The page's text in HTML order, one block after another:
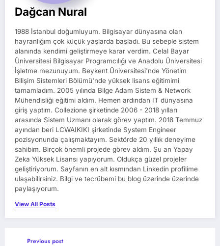
Dağcan Nural
1988 İstanbul doğumluyum. Bilgisayar dünyasına olan
hayranlığım çok küçük yaşlarda başladı. Bu sebeple sistem
alanında kendimi geliştirmeye karar verdim. Celal Bayar
Üniversitesi Bilgisayar Programcılığı ve Anadolu Üniversitesi
İşletme mezunuyum. Beykent Üniversitesi'nde Yönetim
Bilişim Sistemleri Bölümü'nde yüksek lisans eğitimimi
tamamladım. 2005 yılında Bilge Adam Sistem & Network
Mühendisliği eğitimi aldım. Hemen ardından IT dünyasına
giriş yaptım. Collezione şirketinde 2006 - 2018 yılları
arasında Sistem Uzmanı olarak görev yaptım. 2018 Temmuz
ayından beri LCWAIKIKI şirketinde System Engineer
pozisyonunda çalışmaktayım. Sektörde 20 yıllık deneyime
sahibim. Birçok önemli projede görev aldım. Şu an Yapay
Zeka Yüksek Lisansı yapıyorum. Oldukça güzel projeler
geliştiriyorum. Sayfanın en alt kısmından Linkedin profilime
ulaşabilirsiniz. Bilgi ve tecrübemi bu blog üzerinde üzerinde
paylaşıyorum.
View All Posts
Previous post